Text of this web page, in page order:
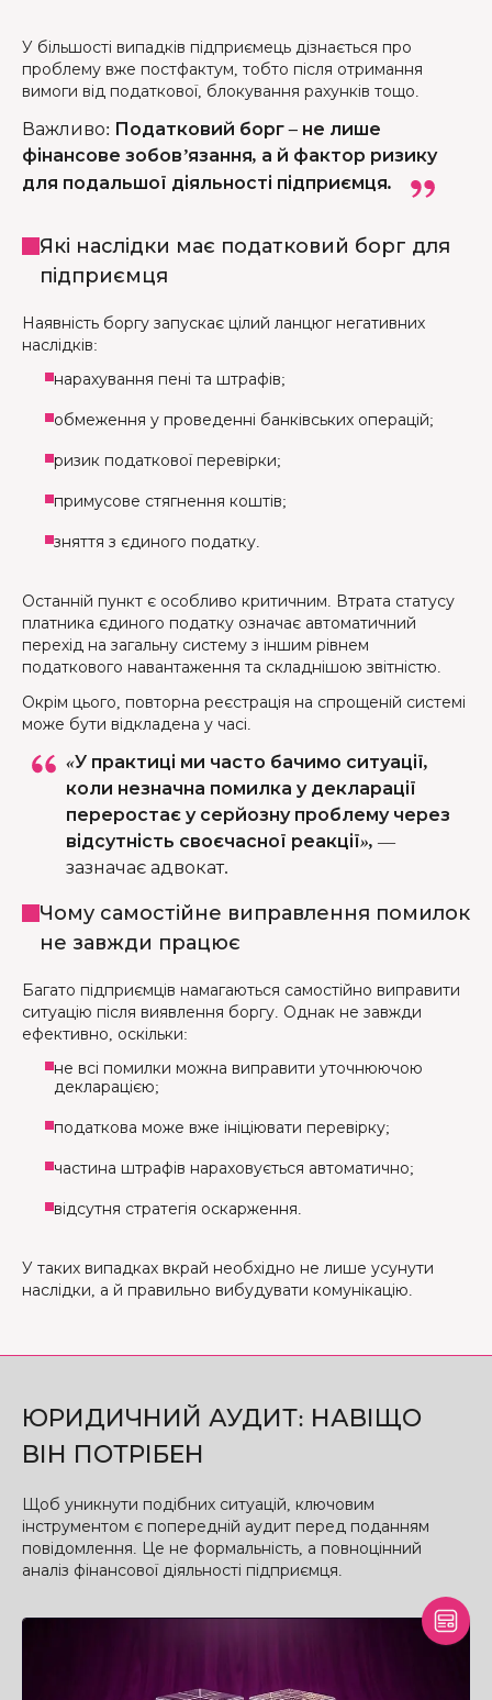
У більшості випадків підприємець дізнається про
проблему вже постфактум, тобто після отримання
вимоги від податкової, блокування рахунків тощо.
Важливо: Податковий борг – не лише
фінансове зобов’язання, а й фактор ризику
для подальшої діяльності підприємця.
Які наслідки має податковий борг для
підприємця
Наявність боргу запускає цілий ланцюг негативних
наслідків:
нарахування пені та штрафів;
обмеження у проведенні банківських операцій;
ризик податкової перевірки;
примусове стягнення коштів;
зняття з єдиного податку.
Останній пункт є особливо критичним. Втрата статусу
платника єдиного податку означає автоматичний
перехід на загальну систему з іншим рівнем
податкового навантаження та складнішою звітністю.
Окрім цього, повторна реєстрація на спрощеній системі
може бути відкладена у часі.
«У практиці ми часто бачимо ситуації,
коли незначна помилка у декларації
переростає у серйозну проблему через
відсутність своєчасної реакції», —
зазначає адвокат.
Чому самостійне виправлення помилок
не завжди працює
Багато підприємців намагаються самостійно виправити
ситуацію після виявлення боргу. Однак не завжди
ефективно, оскільки:
не всі помилки можна виправити уточнюючою
декларацією;
податкова може вже ініціювати перевірку;
частина штрафів нараховується автоматично;
відсутня стратегія оскарження.
У таких випадках вкрай необхідно не лише усунути
наслідки, а й правильно вибудувати комунікацію.
ЮРИДИЧНИЙ АУДИТ: НАВІЩО
ВІН ПОТРІБЕН
Щоб уникнути подібних ситуацій, ключовим
інструментом є попередній аудит перед поданням
повідомлення. Це не формальність, а повноцінний
аналіз фінансової діяльності підприємця.